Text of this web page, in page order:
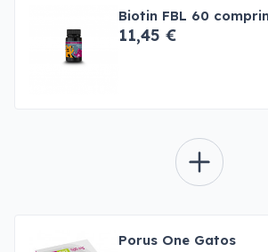
Biotin FBL 60
11,45 €
Porus One Gatos